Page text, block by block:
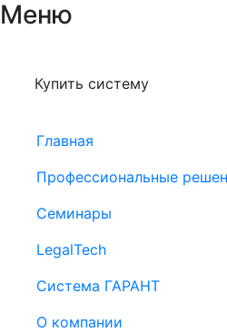
Меню
Купить систему
Главная
Профессиональные
Семинары
LegalTech
Система ГАРАНТ
О компании